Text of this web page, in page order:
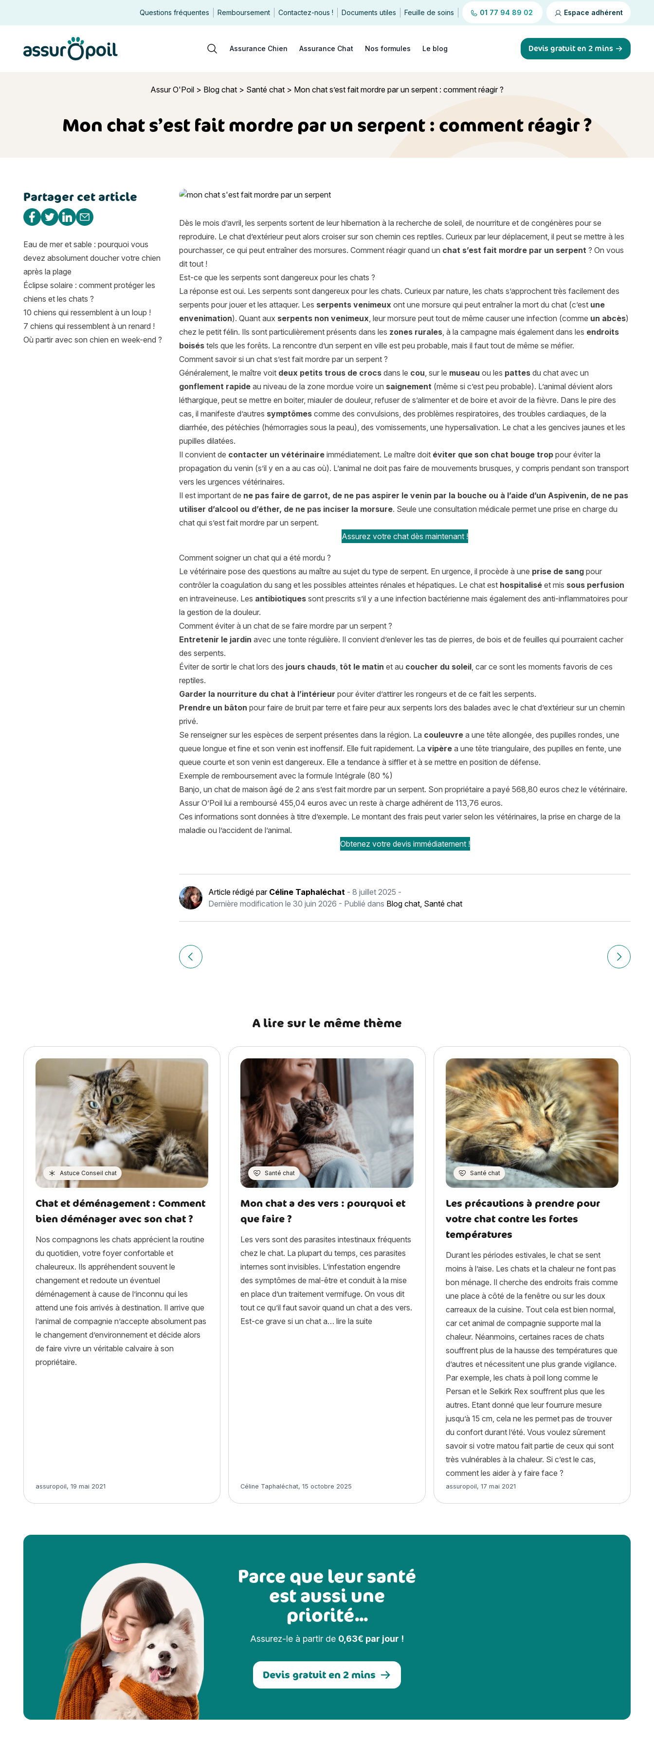
Questions fréquentes Remboursement Contactez-nous ! Documents utiles Feuille de soins 01 77 94 89 02 Espace adhérent
Rechercher
Assurance Chien Assurance Chat Nos formules Le blog Devis gratuit en 2 mins
Assur O'Poil > Blog chat > Santé chat > Mon chat s’est fait mordre par un serpent : comment réagir ?
Mon chat s’est fait mordre par un serpent : comment réagir ?
Mon chat s’est fait mordre par un serpent : comment réagir ?
Dès le mois d’avril, les serpents sortent de leur hibernation à la recherche de soleil, de nourriture et de congénères pour se
reproduire. Le chat d’extérieur peut alors croiser sur son chemin ces reptiles. Curieux par leur déplacement, il peut se mettre à les
pourchasser, ce qui peut entraîner des morsures. Comment réagir quand un chat s’est fait mordre par un serpent ? On vous
dit tout !
Est-ce que les serpents sont dangereux pour les chats ?
La réponse est oui. Les serpents sont dangereux pour les chats. Curieux par nature, les chats s’approchent très facilement des
serpents pour jouer et les attaquer. Les serpents venimeux ont une morsure qui peut entraîner la mort du chat (c’est une
envenimation). Quant aux serpents non venimeux, leur morsure peut tout de même causer une infection (comme un abcès)
chez le petit félin. Ils sont particulièrement présents dans les zones rurales, à la campagne mais également dans les endroits
boisés tels que les forêts. La rencontre d’un serpent en ville est peu probable, mais il faut tout de même se méfier.
Comment savoir si un chat s’est fait mordre par un serpent ?
Généralement, le maître voit deux petits trous de crocs dans le cou, sur le museau ou les pattes du chat avec un
gonflement rapide au niveau de la zone mordue voire un saignement (même si c’est peu probable). L’animal dévient alors
léthargique, peut se mettre en boiter, miauler de douleur, refuser de s’alimenter et de boire et avoir de la fièvre. Dans le pire des
cas, il manifeste d’autres symptômes comme des convulsions, des problèmes respiratoires, des troubles cardiaques, de la
diarrhée, des pétéchies (hémorragies sous la peau), des vomissements, une hypersalivation. Le chat a les gencives jaunes et les
pupilles dilatées.
Il convient de contacter un vétérinaire immédiatement. Le maître doit éviter que son chat bouge trop pour éviter la
propagation du venin (s’il y en a au cas où). L’animal ne doit pas faire de mouvements brusques, y compris pendant son transport
vers les urgences vétérinaires.
Il est important de ne pas faire de garrot, de ne pas aspirer le venin par la bouche ou à l’aide d’un Aspivenin, de ne pas
utiliser d’alcool ou d’éther, de ne pas inciser la morsure. Seule une consultation médicale permet une prise en charge du
chat qui s’est fait mordre par un serpent.
Assurez votre chat dès maintenant !
Comment soigner un chat qui a été mordu ?
Le vétérinaire pose des questions au maître au sujet du type de serpent. En urgence, il procède à une prise de sang pour
contrôler la coagulation du sang et les possibles atteintes rénales et hépatiques. Le chat est hospitalisé et mis sous perfusion
en intraveineuse. Les antibiotiques sont prescrits s’il y a une infection bactérienne mais également des anti-inflammatoires pour
la gestion de la douleur.
Comment éviter à un chat de se faire mordre par un serpent ?
Entretenir le jardin avec une tonte régulière. Il convient d’enlever les tas de pierres, de bois et de feuilles qui pourraient cacher
des serpents.
Éviter de sortir le chat lors des jours chauds, tôt le matin et au coucher du soleil, car ce sont les moments favoris de ces
reptiles.
Garder la nourriture du chat à l’intérieur pour éviter d’attirer les rongeurs et de ce fait les serpents.
Prendre un bâton pour faire de bruit par terre et faire peur aux serpents lors des balades avec le chat d’extérieur sur un chemin
privé.
Se renseigner sur les espèces de serpent présentes dans la région. La couleuvre a une tête allongée, des pupilles rondes, une
queue longue et fine et son venin est inoffensif. Elle fuit rapidement. La vipère a une tête triangulaire, des pupilles en fente, une
queue courte et son venin est dangereux. Elle a tendance à siffler et à se mettre en position de défense.
Exemple de remboursement avec la formule Intégrale (80 %)
Banjo, un chat de maison âgé de 2 ans s’est fait mordre par un serpent. Son propriétaire a payé 568,80 euros chez le vétérinaire.
Assur O’Poil lui a remboursé 455,04 euros avec un reste à charge adhérent de 113,76 euros.
Ces informations sont données à titre d’exemple. Le montant des frais peut varier selon les vétérinaires, la prise en charge de la
maladie ou l’accident de l’animal.
Obtenez votre devis immédiatement !
Article rédigé par Céline Taphaléchat - 8 juillet 2025 -
Dernière modification le 30 juin 2026 - Publié dans Blog chat, Santé chat
Navigation
de
Article précédent Comment reconnaître le sexe d’un chaton ? Article
Partager cet article
Partager sur Facebook
Partager sur Twitter
Partager sur Linkedin
Partager par e-mail
Eau de mer et sable : pourquoi vous
devez absolument doucher votre chien
après la plage
Éclipse solaire : comment protéger les
chiens et les chats ?
10 chiens qui ressemblent à un loup !
7 chiens qui ressemblent à un renard !
Où partir avec son chien en week-end ?
A lire sur le même thème
Astuce Conseil chat
Chat et déménagement : Comment
bien déménager avec son chat ?
Nos compagnons les chats apprécient la routine
du quotidien, votre foyer confortable et
chaleureux. Ils appréhendent souvent le
changement et redoute un éventuel
déménagement à cause de l’inconnu qui les
attend une fois arrivés à destination. Il arrive que
l’animal de compagnie n’accepte absolument pas
le changement d’environnement et décide alors
de faire vivre un véritable calvaire à son
propriétaire.
Article rédigé par
assuropoil, 19 mai 2021
Santé chat
Mon chat a des vers : pourquoi et
que faire ?
Les vers sont des parasites intestinaux fréquents
chez le chat. La plupart du temps, ces parasites
internes sont invisibles. L’infestation engendre
des symptômes de mal-être et conduit à la mise
en place d’un traitement vermifuge. On vous dit
tout ce qu’il faut savoir quand un chat a des vers.
Est-ce grave si un chat a…lire la suite « Mon chat a des vers : pourquoi et que faire ? »
Article rédigé par
Céline Taphaléchat,15 octobre 2025
Santé chat
Les précautions à prendre pour
votre chat contre les fortes
températures
Durant les périodes estivales, le chat se sent
moins à l’aise. Les chats et la chaleur ne font pas
bon ménage. Il cherche des endroits frais comme
une place à côté de la fenêtre ou sur les doux
carreaux de la cuisine. Tout cela est bien normal,
car cet animal de compagnie supporte mal la
chaleur. Néanmoins, certaines races de chats
souffrent plus de la hausse des températures que
d’autres et nécessitent une plus grande vigilance.
Par exemple, les chats à poil long comme le
Persan et le Selkirk Rex souffrent plus que les
autres. Etant donné que leur fourrure mesure
jusqu’à 15 cm, cela ne les permet pas de trouver
du confort durant l’été. Vous voulez sûrement
savoir si votre matou fait partie de ceux qui sont
très vulnérables à la chaleur. Si c’est le cas,
comment les aider à y faire face ?
Article rédigé par
assuropoil, 17 mai 2021
Parce que leur santé
est aussi une
priorité...
Assurez-le à partir de 0,63€ par jour !
Devis gratuit en 2 mins